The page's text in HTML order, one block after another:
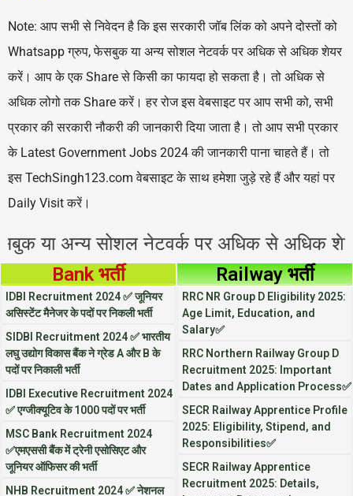
Note: आप सभी से निवेदन है कि इस सरकारी जॉब लिंक को अपने दोस्तों को
Whatsapp ग्रुप, फेसबुक या अन्य सोशल नेटवर्क पर अधिक से अधिक शेयर
करें। आप के एक Share से किसी का फायदा हो सकता है। तो अधिक से
अधिक लोगो तक Share करें। हर रोज इस वेबसाइट पर आप सभी को, सभी
प्रकार की सरकारी नौकरी की जानकारी दिया जाता है। तो आप सभी प्रकार
के Latest Government Jobs 2024 की जानकारी पाना चाहते हैं। तो
इस TechSingh123.com वेबसाइट के साथ हमेशा जुड़े रहे हैं और यहां पर
Daily Visit करें।
सोशल नेटवर्क पर अधिक से अधिक शेयर करें
Bank भर्ती
IDBI Recruitment 2024 ✅ जूनियर
असिस्टेंट मैनेजर के पदों पर निकली भर्ती
SIDBI Recruitment 2024 ✅ भारतीय
लघु उद्योग विकास बैंक ने ग्रेड A और B के
पदों पर निकाली भर्ती
IDBI Executive Recruitment 2024
✅ एग्जीक्यूटिव के 1000 पदों पर भर्ती
MSC Bank Recruitment 2024
✅एमएससी बैंक में ट्रेनी एसोसिएट और
जूनियर ऑफिसर की भर्ती
NHB Recruitment 2024 ✅ नेशनल
Railway भर्ती
RRC NR Group D Eligibility 2025:
Age Limit, Education, and
Salary✅
RRC Northern Railway Group D
Recruitment 2025: Important
Dates and Application Process✅
SECR Railway Apprentice Profile
2025: Eligibility, Stipend, and
Responsibilities✅
SECR Railway Apprentice
Recruitment 2025: Details,